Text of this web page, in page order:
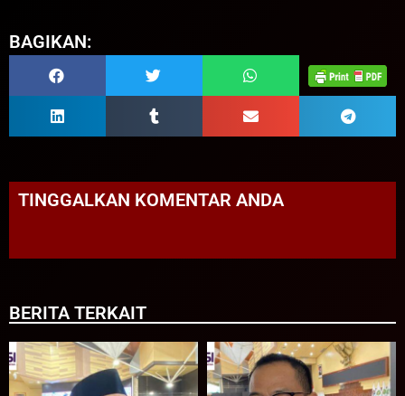
BAGIKAN:
TINGGALKAN KOMENTAR ANDA
BERITA TERKAIT